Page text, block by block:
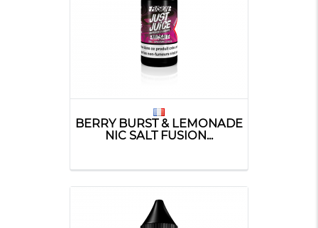
BERRY BURST & LEMONADE
NIC SALT FUSION...